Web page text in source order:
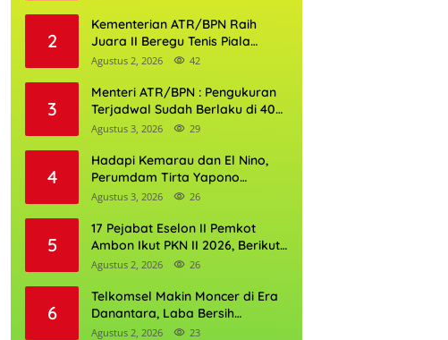
2
Kementerian ATR/BPN Raih
Juara II Beregu Tenis Piala
Gubernur DKI Jakarta 2026
Agustus 2, 2026 42
3
Menteri ATR/BPN : Pengukuran
Terjadwal Sudah Berlaku di 400
Kantor Pertanahan
Agustus 3, 2026 29
4
Hadapi Kemarau dan El Nino,
Perumdam Tirta Yapono
Perkuat Cadangan Air Ambon
Agustus 3, 2026 26
5
17 Pejabat Eselon II Pemkot
Ambon Ikut PKN II 2026, Berikut
Daftarnya
Agustus 2, 2026 26
6
Telkomsel Makin Moncer di Era
Danantara, Laba Bersih
Semester I 2026 Tembus Rp10,4
Agustus 2, 2026 23